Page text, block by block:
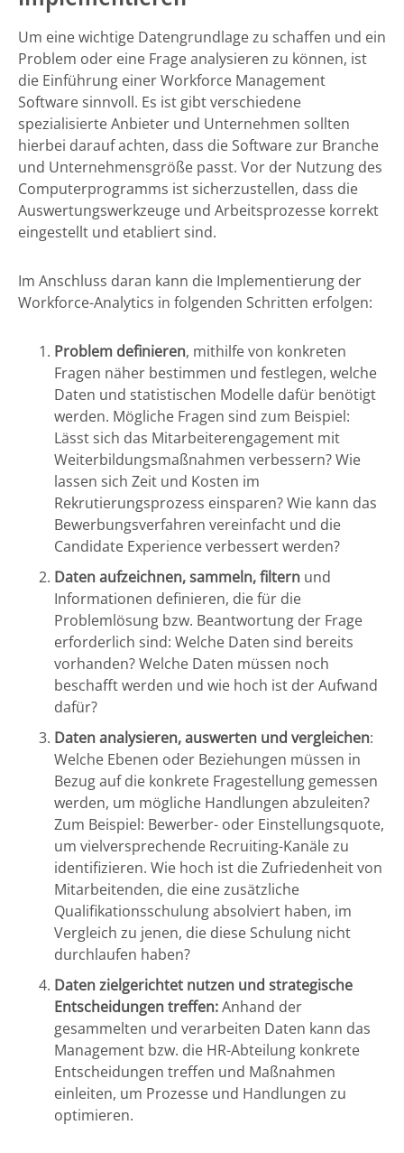
Um eine wichtige Datengrundlage zu schaffen und ein
Problem oder eine Frage analysieren zu können, ist
die Einführung einer Workforce Management
Software sinnvoll. Es ist gibt verschiedene
spezialisierte Anbieter und Unternehmen sollten
hierbei darauf achten, dass die Software zur Branche
und Unternehmensgröße passt. Vor der Nutzung des
Computerprogramms ist sicherzustellen, dass die
Auswertungswerkzeuge und Arbeitsprozesse korrekt
eingestellt und etabliert sind.
Im Anschluss daran kann die Implementierung der
Workforce-Analytics in folgenden Schritten erfolgen:
Problem definieren, mithilfe von konkreten
Fragen näher bestimmen und festlegen, welche
Daten und statistischen Modelle dafür benötigt
werden. Mögliche Fragen sind zum Beispiel:
Lässt sich das Mitarbeiterengagement mit
Weiterbildungsmaßnahmen verbessern? Wie
lassen sich Zeit und Kosten im
Rekrutierungsprozess einsparen? Wie kann das
Bewerbungsverfahren vereinfacht und die
Candidate Experience verbessert werden?
Daten aufzeichnen, sammeln, filtern und
Informationen definieren, die für die
Problemlösung bzw. Beantwortung der Frage
erforderlich sind: Welche Daten sind bereits
vorhanden? Welche Daten müssen noch
beschafft werden und wie hoch ist der Aufwand
dafür?
Daten analysieren, auswerten und vergleichen:
Welche Ebenen oder Beziehungen müssen in
Bezug auf die konkrete Fragestellung gemessen
werden, um mögliche Handlungen abzuleiten?
Zum Beispiel: Bewerber- oder Einstellungsquote,
um vielversprechende Recruiting-Kanäle zu
identifizieren. Wie hoch ist die Zufriedenheit von
Mitarbeitenden, die eine zusätzliche
Qualifikationsschulung absolviert haben, im
Vergleich zu jenen, die diese Schulung nicht
durchlaufen haben?
Daten zielgerichtet nutzen und strategische
Entscheidungen treffen:Anhand der
gesammelten und verarbeiten Daten kann das
Management bzw. die HR-Abteilung konkrete
Entscheidungen treffen und Maßnahmen
einleiten, um Prozesse und Handlungen zu
optimieren.